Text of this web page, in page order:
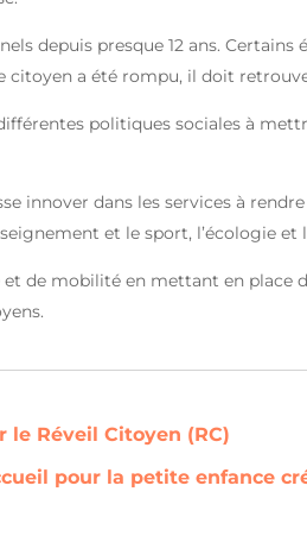
depuis presque 12 ans. Certains
citoyen a été rompu, il doit
politiques sociales à
innover dans les services à
et le sport, l’écologie et
de mobilité en mettant en place
Réveil Citoyen (RC)
pour la petite enfance